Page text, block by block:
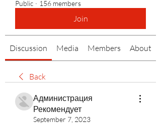
Public · 156 members
Join
Discussion Media Members About
Back
Администрация
Рекомендует
September 7, 2023